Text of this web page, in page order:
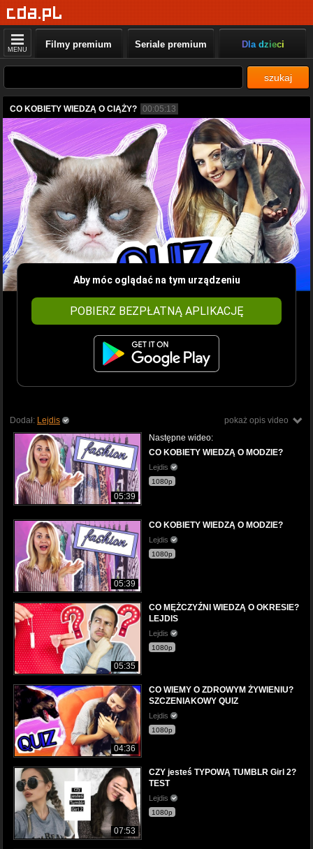
MENU Filmy premium Seriale premium Dla dzieci
szukaj
CO KOBIETY WIEDZĄ O CIĄŻY? 00:05:13
Aby móc oglądać na tym urządzeniu
POBIERZ BEZPŁATNĄ APLIKACJĘ
pokaż opis video
Dodał: Lejdis
05:39
Następne wideo:
CO KOBIETY WIEDZĄ O MODZIE?
Lejdis
1080p
05:39
CO KOBIETY WIEDZĄ O MODZIE?
Lejdis
1080p
05:35
CO MĘŻCZYŹNI WIEDZĄ O OKRESIE?
LEJDIS
Lejdis
1080p
04:36
CO WIEMY O ZDROWYM ŻYWIENIU?
SZCZENIAKOWY QUIZ
Lejdis
1080p
07:53
CZY jesteś TYPOWĄ TUMBLR Girl 2?
TEST
Lejdis
1080p